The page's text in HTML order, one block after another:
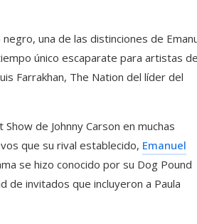
una de las distinciones de
único escaparate para artistas de
Farrakhan, The Nation del líder del
de Johnny Carson en muchas
que su rival establecido, Emanuel
se hizo conocido por su Dog Pound
de invitados que incluyeron a Paula